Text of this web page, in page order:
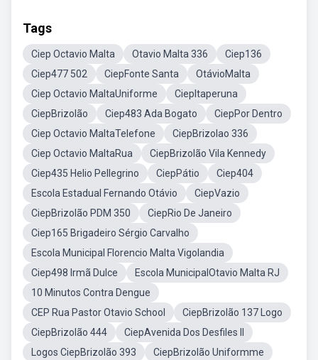
Tags
Ciep Octavio Malta Otavio Malta 336
Ciep136
Ciep477 502
CiepFonte Santa
OtávioMalta
Ciep Octavio MaltaUniforme
CiepItaperuna
CiepBrizolão
Ciep483 Ada Bogato
CiepPor Dentro
Ciep Octavio MaltaTelefone
CiepBrizolao 336
Ciep Octavio MaltaRua
CiepBrizolão Vila Kennedy
Ciep435 Helio Pellegrino
CiepPátio
Ciep404
Escola Estadual Fernando Otávio
CiepVazio
CiepBrizolão PDM 350
CiepRio De Janeiro
Ciep165 Brigadeiro Sérgio Carvalho
Escola Municipal Florencio Malta Vigolandia
Ciep498 Irmã Dulce
Escola MunicipalOtavio Malta RJ
10 Minutos Contra Dengue
CEP Rua Pastor Otavio School
CiepBrizolão 137 Logo
CiepBrizolão 444
CiepAvenida Dos Desfiles II
Logos CiepBrizolão 393
CiepBrizolão Uniformme